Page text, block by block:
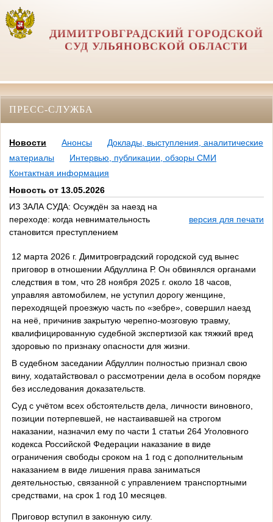
ДИМИТРОВГРАДСКИЙ ГОРОДСКОЙ
СУД УЛЬЯНОВСКОЙ ОБЛАСТИ
ПРЕСС-СЛУЖБА
Новости Анонсы
Доклады, выступления, аналитические
материалы
Интервью, публикации, обзоры СМИ
Контактная информация
Новость от 13.05.2026
ИЗ ЗАЛА СУДА: Осуждён за наезд на
переходе: когда невнимательность
становится преступлением
версия для печати
12 марта 2026 г. Димитровградский городской суд вынес
приговор в отношении Абдуллина Р. Он обвинялся органами
следствия в том, что 28 ноября 2025 г. около 18 часов,
управляя автомобилем, не уступил дорогу женщине,
переходящей проезжую часть по «зебре», совершил наезд
на неё, причинив закрытую черепно-мозговую травму,
квалифицированную судебной экспертизой как тяжкий вред
здоровью по признаку опасности для жизни.
В судебном заседании Абдуллин полностью признал свою
вину, ходатайствовал о рассмотрении дела в особом порядке
без исследования доказательств.
Суд с учётом всех обстоятельств дела, личности виновного,
позиции потерпевшей, не настаивавшей на строгом
наказании, назначил ему по части 1 статьи 264 Уголовного
кодекса Российской Федерации наказание в виде
ограничения свободы сроком на 1 год с дополнительным
наказанием в виде лишения права заниматься
деятельностью, связанной с управлением транспортными
средствами, на срок 1 год 10 месяцев.
Приговор вступил в законную силу.